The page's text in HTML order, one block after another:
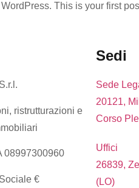
This is your first
ristrutturazioni e
08997300960
€
Sedi
Sede
20121,
Corso
Uffici
26839,
(LO)